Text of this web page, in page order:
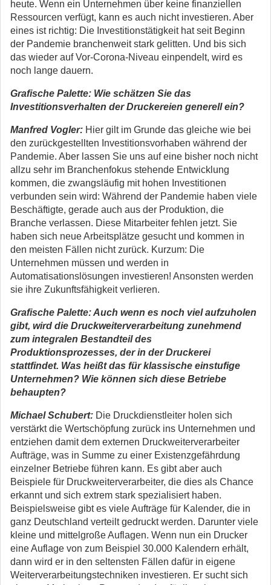
heute. Wenn ein Unternehmen über keine finanziellen
Ressourcen verfügt, kann es auch nicht investieren. Aber
eines ist richtig: Die Investitionstätigkeit hat seit Beginn
der Pandemie branchenweit stark gelitten. Und bis sich
das wieder auf Vor-Corona-Niveau einpendelt, wird es
noch lange dauern.
Grafische Palette: Wie schätzen Sie das
Investitionsverhalten der Druckereien generell ein?
Manfred Vogler: Hier gilt im Grunde das gleiche wie bei
den zurückgestellten Investitionsvorhaben während der
Pandemie. Aber lassen Sie uns auf eine bisher noch nicht
allzu sehr im Branchenfokus stehende Entwicklung
kommen, die zwangsläufig mit hohen Investitionen
verbunden sein wird: Während der Pandemie haben viele
Beschäftigte, gerade auch aus der Produktion, die
Branche verlassen. Diese Mitarbeiter fehlen jetzt. Sie
haben sich neue Arbeitsplätze gesucht und kommen in
den meisten Fällen nicht zurück. Kurzum: Die
Unternehmen müssen und werden in
Automatisationslösungen investieren! Ansonsten werden
sie ihre Zukunftsfähigkeit verlieren.
Grafische Palette: Auch wenn es noch viel aufzuholen
gibt, wird die Druckweiterverarbeitung zunehmend
zum integralen Bestandteil des
Produktionsprozesses, der in der Druckerei
stattfindet. Was heißt das für klassische einstufige
Unternehmen? Wie können sich diese Betriebe
behaupten?
Michael Schubert: Die Druckdienstleiter holen sich
verstärkt die Wertschöpfung zurück ins Unternehmen und
entziehen damit dem externen Druckweiterverarbeiter
Aufträge, was in Summe zu einer Existenzgefährdung
einzelner Betriebe führen kann. Es gibt aber auch
Beispiele für Druckweiterverarbeiter, die dies als Chance
erkannt und sich extrem stark spezialisiert haben.
Beispielsweise gibt es viele Aufträge für Kalender, die in
ganz Deutschland verteilt gedruckt werden. Darunter viele
kleine und mittelgroße Auflagen. Wenn nun ein Drucker
eine Auflage von zum Beispiel 30.000 Kalendern erhält,
dann wird er in den seltensten Fällen dafür in eigene
Weiterverarbeitungstechniken investieren. Er sucht sich